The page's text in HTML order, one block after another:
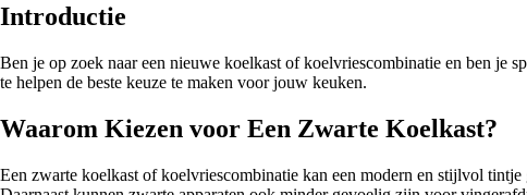
Introductie
Ben je op zoek naar een nieuwe koelkast of koelvriescombinatie en ben je
te helpen de beste keuze te maken voor jouw keuken.
Waarom Kiezen voor Een Zwarte Koelkast?
Een zwarte koelkast of koelvriescombinatie kan een modern en stijlvol